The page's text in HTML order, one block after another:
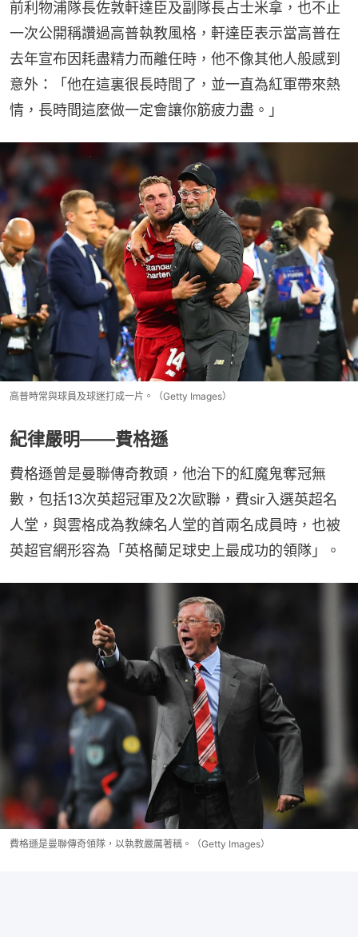
前利物浦隊長佐敦軒達臣及副隊長占士米拿，也不止
一次公開稱讚過高普執教風格，軒達臣表示當高普在
去年宣布因耗盡精力而離任時，他不像其他人般感到
意外：「他在這裏很長時間了，並一直為紅軍帶來熱
情，長時間這麼做一定會讓你筋疲力盡。」
高普時常與球員及球迷打成一片。（Getty Images）
紀律嚴明——費格遜
費格遜曾是曼聯傳奇教頭，他治下的紅魔鬼奪冠無
數，包括13次英超冠軍及2次歐聯，費sir入選英超名
人堂，與雲格成為教練名人堂的首兩名成員時，也被
英超官網形容為「英格蘭足球史上最成功的領隊」。
費格遜是曼聯傳奇領隊，以執教嚴厲著稱。（Getty Images）